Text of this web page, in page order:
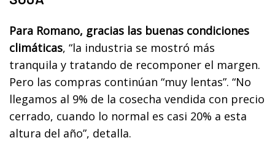
Para Romano, gracias las buenas condiciones
climáticas, “la industria se mostró más
tranquila y tratando de recomponer el margen.
Pero las compras continúan “muy lentas”. “No
llegamos al 9% de la cosecha vendida con precio
cerrado, cuando lo normal es casi 20% a esta
altura del año”, detalla.